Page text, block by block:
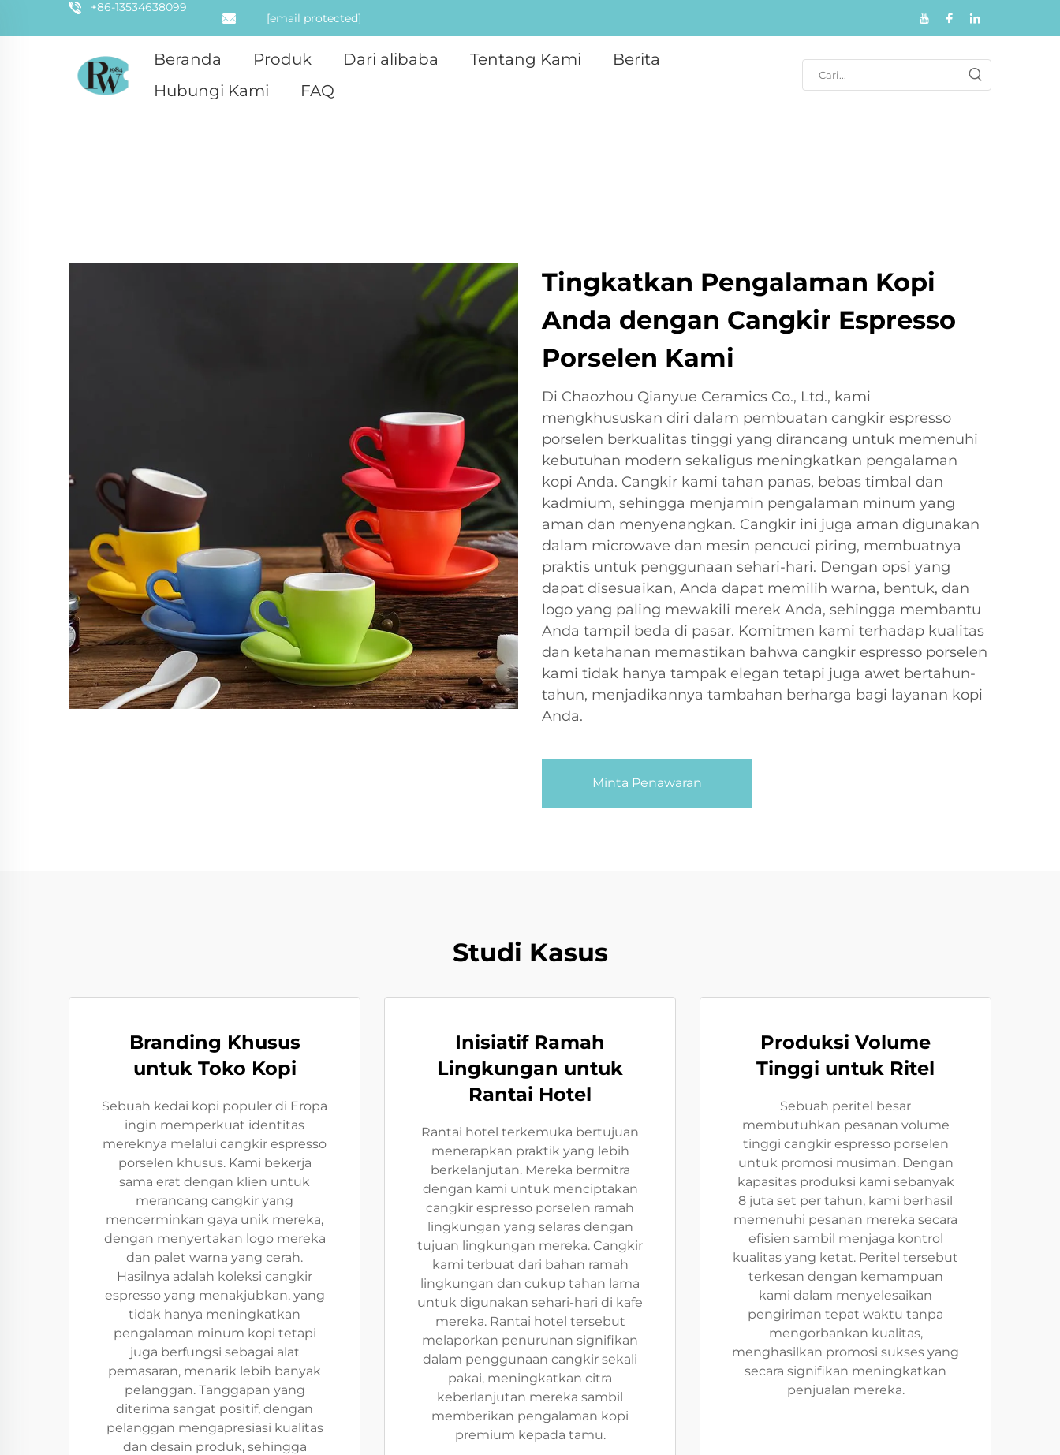
+86-13534638099
[email protected]
Beranda Produk Dari alibaba Tentang Kami
Berita
Hubungi Kami
FAQ
Tingkatkan Pengalaman Kopi
Anda dengan Cangkir Espresso
Porselen Kami
Di Chaozhou Qianyue Ceramics Co., Ltd., kami
mengkhususkan diri dalam pembuatan cangkir espresso
porselen berkualitas tinggi yang dirancang untuk memenuhi
kebutuhan modern sekaligus meningkatkan pengalaman
kopi Anda. Cangkir kami tahan panas, bebas timbal dan
kadmium, sehingga menjamin pengalaman minum yang
aman dan menyenangkan. Cangkir ini juga aman digunakan
dalam microwave dan mesin pencuci piring, membuatnya
praktis untuk penggunaan sehari-hari. Dengan opsi yang
dapat disesuaikan, Anda dapat memilih warna, bentuk, dan
logo yang paling mewakili merek Anda, sehingga membantu
Anda tampil beda di pasar. Komitmen kami terhadap kualitas
dan ketahanan memastikan bahwa cangkir espresso porselen
kami tidak hanya tampak elegan tetapi juga awet bertahun-
tahun, menjadikannya tambahan berharga bagi layanan kopi
Anda.
Minta Penawaran
Studi Kasus
Branding Khusus
untuk Toko Kopi
Sebuah kedai kopi populer di Eropa
ingin memperkuat identitas
mereknya melalui cangkir espresso
porselen khusus. Kami bekerja
sama erat dengan klien untuk
merancang cangkir yang
mencerminkan gaya unik mereka,
dengan menyertakan logo mereka
dan palet warna yang cerah.
Hasilnya adalah koleksi cangkir
espresso yang menakjubkan, yang
tidak hanya meningkatkan
pengalaman minum kopi tetapi
juga berfungsi sebagai alat
pemasaran, menarik lebih banyak
pelanggan. Tanggapan yang
diterima sangat positif, dengan
pelanggan mengapresiasi kualitas
dan desain produk, sehingga
Inisiatif Ramah
Lingkungan untuk
Rantai Hotel
Rantai hotel terkemuka bertujuan
menerapkan praktik yang lebih
berkelanjutan. Mereka bermitra
dengan kami untuk menciptakan
cangkir espresso porselen ramah
lingkungan yang selaras dengan
tujuan lingkungan mereka. Cangkir
kami terbuat dari bahan ramah
lingkungan dan cukup tahan lama
untuk digunakan sehari-hari di kafe
mereka. Rantai hotel tersebut
melaporkan penurunan signifikan
dalam penggunaan cangkir sekali
pakai, meningkatkan citra
keberlanjutan mereka sambil
memberikan pengalaman kopi
premium kepada tamu.
Produksi Volume
Tinggi untuk Ritel
Sebuah peritel besar
membutuhkan pesanan volume
tinggi cangkir espresso porselen
untuk promosi musiman. Dengan
kapasitas produksi kami sebanyak
8 juta set per tahun, kami berhasil
memenuhi pesanan mereka secara
efisien sambil menjaga kontrol
kualitas yang ketat. Peritel tersebut
terkesan dengan kemampuan
kami dalam menyelesaikan
pengiriman tepat waktu tanpa
mengorbankan kualitas,
menghasilkan promosi sukses yang
secara signifikan meningkatkan
penjualan mereka.